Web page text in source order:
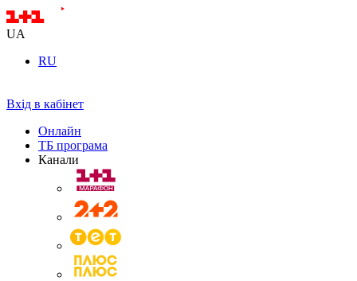
UA
RU
Вхід в кабінет
Онлайн
ТБ програма
Канали